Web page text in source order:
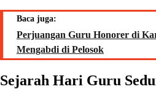
Baca juga:
Perjuangan Guru Honorer di
Mengabdi di Pelosok
Sejarah Hari Guru